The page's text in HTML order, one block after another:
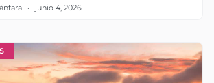
junio 4, 2026